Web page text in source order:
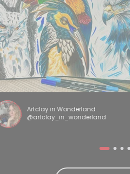
Artclay in Wonderland
@artclay_in_wonderland